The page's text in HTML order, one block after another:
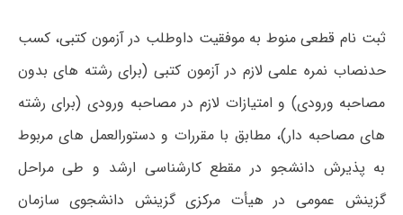
ثبت نام قطعی منوط به موفقیت داوطلب در آزمون کتبی، کسب
حدنصاب نمره علمی ﻻزم در آزمون کتبی (برای رشته های بدون
مصاحبه ورودی) و امتیازات ﻻزم در مصاحبه ورودی (برای رشته
های مصاحبه دار)، مطابق با مقررات و دستورالعمل های مربوط
به پذیرش دانشجو در مقطع کارشناسی ارشد و طی مراحل
گزینش عمومی در هیأت مرکزی گزینش دانشجوی سازمان